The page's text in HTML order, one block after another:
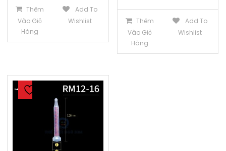
Thêm
Vào Giỏ
Hàng
Add To
Wishlist
Thêm
Vào Giỏ
Hàng
Add To
Wishlist